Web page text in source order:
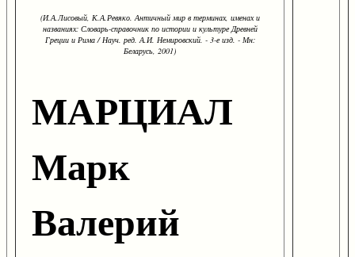
(И.А.Лисовый, К.А.Ревяко. Античный мир в терминах, именах и
названиях: Словарь-справочник по истории и культуре Древней
Греции и Рима / Науч. ред. А.И. Немировский. - 3-е изд. - Мн:
Беларусь, 2001)
МАРЦИАЛ
Марк
Валерий